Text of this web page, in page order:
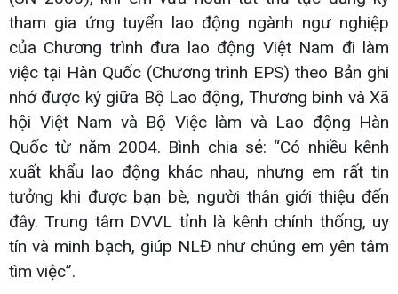
tham gia ứng tuyển lao động ngành ngư nghiệp
của Chương trình đưa lao động Việt Nam đi làm
việc tại Hàn Quốc (Chương trình EPS) theo Bản ghi
nhớ được ký giữa Bộ Lao động, Thương binh và Xã
hội Việt Nam và Bộ Việc làm và Lao động Hàn
Quốc từ năm 2004. Bình chia sẻ: “Có nhiều kênh
xuất khẩu lao động khác nhau, nhưng em rất tin
tưởng khi được bạn bè, người thân giới thiệu đến
đây. Trung tâm DVVL tỉnh là kênh chính thống, uy
tín và minh bạch, giúp NLĐ như chúng em yên tâm
tìm việc”.